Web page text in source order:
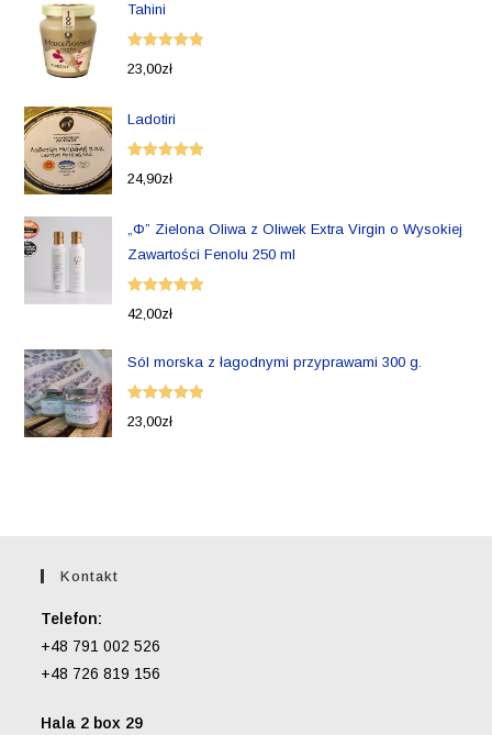
Tahini
Oceniono
23,00zł
Ladotiri
Oceniono
24,90zł
„Φ” Zielona Oliwa z Oliwek Extra Virgin o Wysokiej
Zawartości Fenolu 250 ml
Oceniono
42,00zł
Sól morska z łagodnymi przyprawami 300 g.
Oceniono
23,00zł
Kontakt
Telefon:
+48 791 002 526
+48 726 819 156
Hala 2 box 29